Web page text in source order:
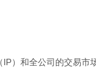
）和全公司的交易市